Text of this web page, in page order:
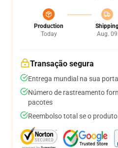
Production
Today
Aug. 09
Transação segura
Entrega mundial na sua porta
Número de rastreamento
pacotes
Reembolso total se o